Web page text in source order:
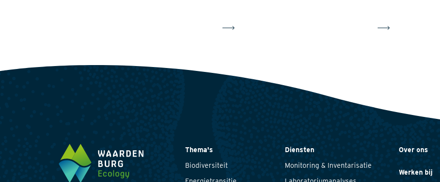
Thema's
Biodiversiteit
Diensten
Monitoring & Inventarisatie
Over ons
Werken bij